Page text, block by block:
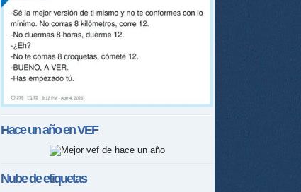
Hace un año enVEF
Nube de etiquetas